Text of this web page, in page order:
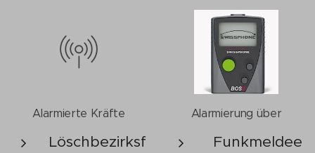
Alarmierte Kräfte
Löschbezirksf
Alarmierung über
Funkmeldee